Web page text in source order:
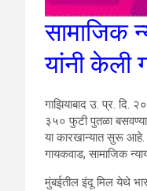
सामाजिक
यांनी केली
गाझियाबाद उ. प्र. दि.
३५० फुटी पुतळा
या कारखान्यात सुरू आहे.
गायकवाड, सामाजिक
मुंबईतील इंदू मिल येथे